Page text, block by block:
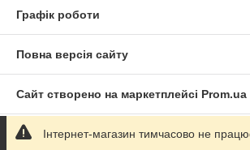
Графік роботи
Повна версія сайту
Сайт створено на маркетплейсі Prom.ua
Політика конфіденційності
Інтернет-магазин тимчасово не